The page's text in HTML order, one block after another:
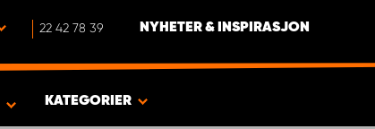
22 42 78 39 NYHETER & INSPIRASJON
KATEGORIER